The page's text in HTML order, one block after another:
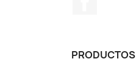
PRODUCTOS